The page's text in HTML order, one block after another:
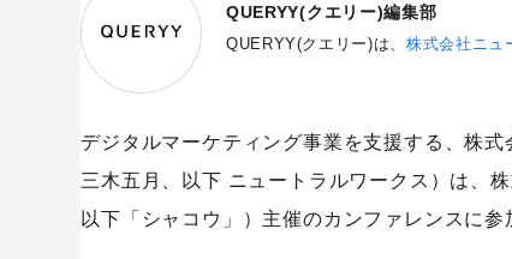
QUERYY(クエリー)編集部
QUERYY(クエリー)は、株式会社ニュ
デジタルマーケティング事業を支援する、株
三木五月、以下 ニュートラルワークス）は、
以下「シャコウ」）主催のカンファレンスに参